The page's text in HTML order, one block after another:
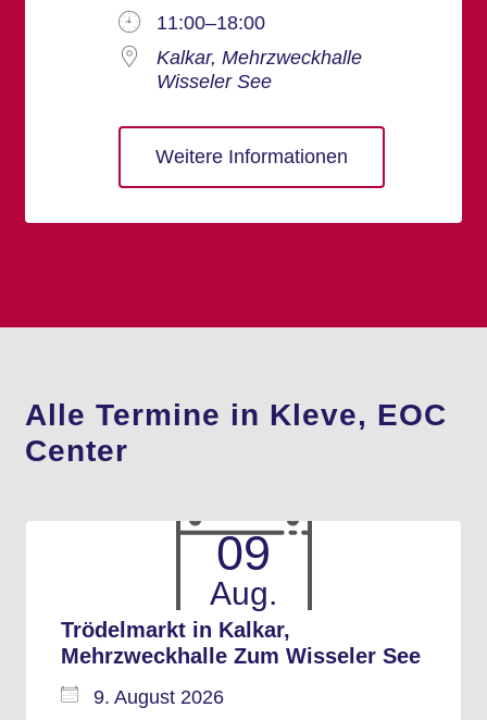
11:00–18:00
Kalkar, Mehrzweckhalle
Wisseler See
Weitere Informationen
Alle Termine in Kleve, EOC
Center
09
Aug.
Trödelmarkt in Kalkar,
Mehrzweckhalle Zum Wisseler See
9. August 2026